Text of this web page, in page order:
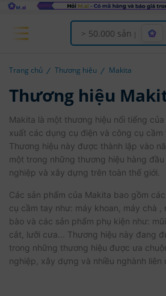
Offcanvas Menu Open
Trang chủ Thương hiệu Makita
Thương hiệu
Makita là một thương hiệu nổi tiếng
xuất các dụng cụ điện và công cụ cầm
Thương hiệu này được thành lập vào
một trong những thương hiệu hàng
nghiệp và xây dựng trên toàn thế giới.
Các sản phẩm của Makita bao gồm
cụ cầm tay như: máy khoan, máy chà ,
bào và các sản phẩm phụ kiện như:
cắt, lưỡi cưa... Thương hiệu này đang
trong những thương hiệu được ưa
nghiệp, xây dựng và nhiều nghành liên